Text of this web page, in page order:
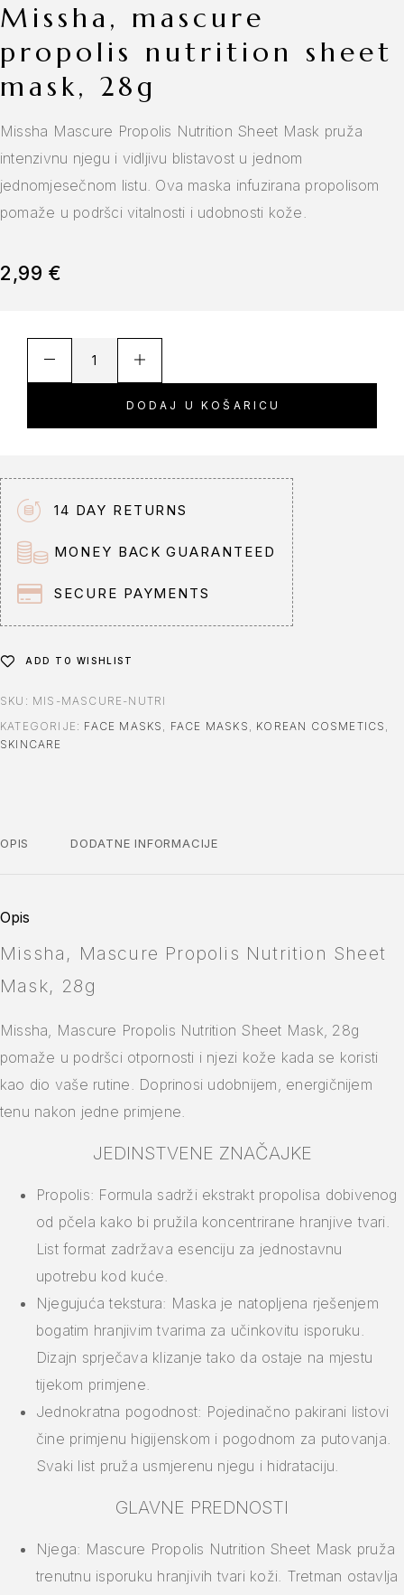
missha, mascure
propolis nutrition sheet
mask, 28g
Missha Mascure Propolis Nutrition Sheet Mask pruža
intenzivnu njegu i vidljivu blistavost u jednom
jednomjesečnom listu. Ova maska infuzirana propolisom
pomaže u podršci vitalnosti i udobnosti kože.
2,99€
DODAJ U KOŠARICU
14 DAY RETURNS
MONEY BACK GUARANTEED
SECURE PAYMENTS
ADD TO WISHLIST
SKU: MIS-MASCURE-NUTRI
KATEGORIJE: FACE MASKS , FACE MASKS , KOREAN COSMETICS ,
SKINCARE
OPIS DODATNE INFORMACIJE
Opis
Missha, Mascure Propolis Nutrition Sheet
Mask, 28g
Missha, Mascure Propolis Nutrition Sheet Mask, 28g
pomaže u podršci otpornosti i njezi kože kada se koristi
kao dio vaše rutine. Doprinosi udobnijem, energičnijem
tenu nakon jedne primjene.
JEDINSTVENE ZNAČAJKE
Propolis: Formula sadrži ekstrakt propolisa dobivenog
od pčela kako bi pružila koncentrirane hranjive tvari.
List format zadržava esenciju za jednostavnu
upotrebu kod kuće.
Njegujuća tekstura: Maska je natopljena rješenjem
bogatim hranjivim tvarima za učinkovitu isporuku.
Dizajn sprječava klizanje tako da ostaje na mjestu
tijekom primjene.
Jednokratna pogodnost: Pojedinačno pakirani listovi
čine primjenu higijenskom i pogodnom za putovanja.
Svaki list pruža usmjerenu njegu i hidrataciju.
GLAVNE PREDNOSTI
Njega: Mascure Propolis Nutrition Sheet Mask pruža
trenutnu isporuku hranjivih tvari koži. Tretman ostavlja